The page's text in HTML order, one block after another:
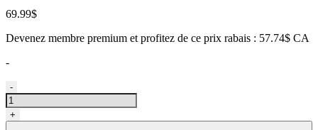
69.99$
Devenez membre premium et profitez de ce prix rabais : 57.74$ CA
-
quantité
de
Lame
GG,
-
+